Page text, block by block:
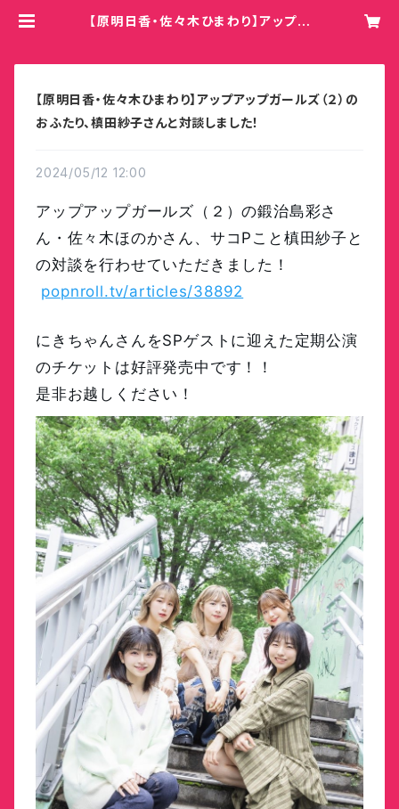
【原明日香・佐々木ひまわり】アップア
my!/COBO
【原明日香・佐々木ひまわり】アップアップガールズ（２）の
おふたり、槙田紗子さんと対談しました！
2024/05/12 12:00
アップアップガールズ（２）の鍛治島彩さ
ん・佐々木ほのかさん、サコPこと槙田紗子と
の対談を行わせていただきました！
popnroll.tv/articles/38892
にきちゃんさんをSPゲストに迎えた定期公演
のチケットは好評発売中です！！
是非お越しください！